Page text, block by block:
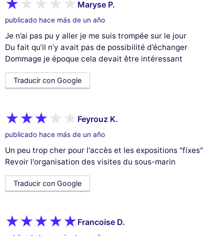
Maryse P.
publicado hace más de un año
Je n’ai pas pu y aller je me suis trompée sur le jour
Du fait qu’il n’y avait pas de possibilité d’échanger
Dommage je époque cela devait être intéressant
Traducir con Google
Feyrouz K.
publicado hace más de un año
Un peu trop cher pour l'accès et les expositions "fixes"
Revoir l'organisation des visites du sous-marin
Traducir con Google
Francoise D.